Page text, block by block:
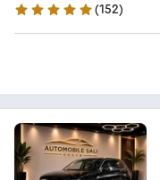
5 Sterne
(152)